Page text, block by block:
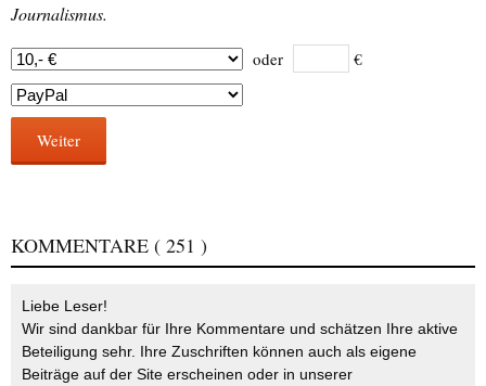
Journalismus.
oder €
Weiter
KOMMENTARE ( 251 )
Liebe Leser!
Wir sind dankbar für Ihre Kommentare und schätzen Ihre aktive
Beteiligung sehr. Ihre Zuschriften können auch als eigene
Beiträge auf der Site erscheinen oder in unserer